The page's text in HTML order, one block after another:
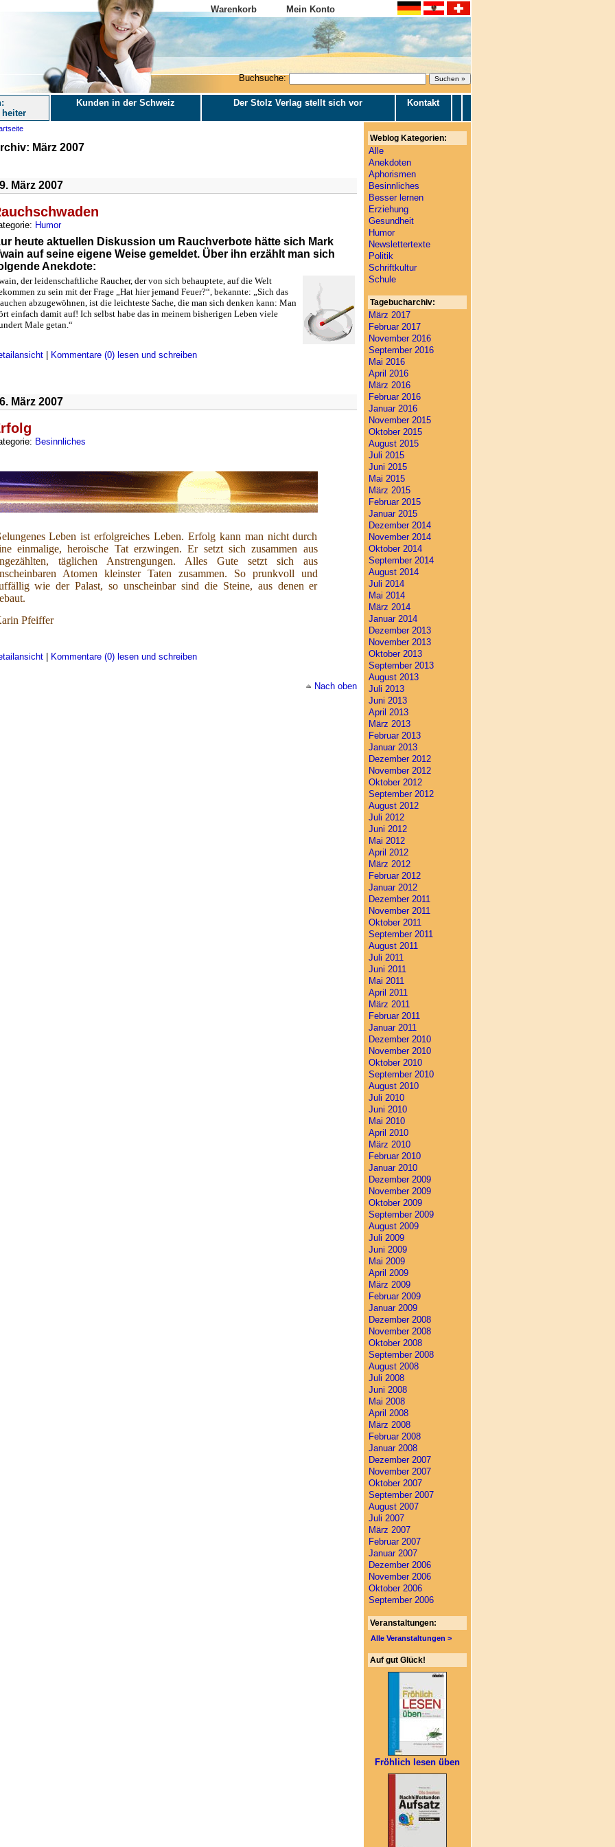
Warenkorb Mein Konto
Buchsuche:
Kunden in der Schweiz Der Stolz Verlag stellt sich vor Kontakt
März 2007
März 2007
Humor
heute aktuellen Diskussion um Rauchverbote hätte sich Mark
auf seine eigene Weise gemeldet. Über ihn erzählt man sich
Anekdote:
der leidenschaftliche Raucher, der von sich behauptete, auf die Welt
zu sein mit der Frage „Hat hier jemand Feuer?“, bekannte: „Sich das
abzugewöhnen, ist die leichteste Sache, die man sich denken kann: Man
einfach damit auf! Ich selbst habe das in meinem bisherigen Leben viele
Male getan.“
| Kommentare (0) lesen und schreiben
März 2007
Besinnliches
Leben ist erfolgreiches Leben. Erfolg kann man nicht durch
einmalige, heroische Tat erzwingen. Er setzt sich zusammen aus
täglichen Anstrengungen. Alles Gute setzt sich aus
Atomen kleinster Taten zusammen. So prunkvoll und
wie der Palast, so unscheinbar sind die Steine, aus denen er
Pfeiffer
| Kommentare (0) lesen und schreiben
Nach oben
Weblog Kategorien:
Alle
Anekdoten
Aphorismen
Besinnliches
Besser lernen
Erziehung
Gesundheit
Humor
Newslettertexte
Politik
Schriftkultur
Schule
Tagebucharchiv:
März 2017
Februar 2017
November 2016
September 2016
Mai 2016
April 2016
März 2016
Februar 2016
Januar 2016
November 2015
Oktober 2015
August 2015
Juli 2015
Juni 2015
Mai 2015
März 2015
Februar 2015
Januar 2015
Dezember 2014
November 2014
Oktober 2014
September 2014
August 2014
Juli 2014
Mai 2014
März 2014
Januar 2014
Dezember 2013
November 2013
Oktober 2013
September 2013
August 2013
Juli 2013
Juni 2013
April 2013
März 2013
Februar 2013
Januar 2013
Dezember 2012
November 2012
Oktober 2012
September 2012
August 2012
Juli 2012
Juni 2012
Mai 2012
April 2012
März 2012
Februar 2012
Januar 2012
Dezember 2011
November 2011
Oktober 2011
September 2011
August 2011
Juli 2011
Juni 2011
Mai 2011
April 2011
März 2011
Februar 2011
Januar 2011
Dezember 2010
November 2010
Oktober 2010
September 2010
August 2010
Juli 2010
Juni 2010
Mai 2010
April 2010
März 2010
Februar 2010
Januar 2010
Dezember 2009
November 2009
Oktober 2009
September 2009
August 2009
Juli 2009
Juni 2009
Mai 2009
April 2009
März 2009
Februar 2009
Januar 2009
Dezember 2008
November 2008
Oktober 2008
September 2008
August 2008
Juli 2008
Juni 2008
Mai 2008
April 2008
März 2008
Februar 2008
Januar 2008
Dezember 2007
November 2007
Oktober 2007
September 2007
August 2007
Juli 2007
März 2007
Februar 2007
Januar 2007
Dezember 2006
November 2006
Oktober 2006
September 2006
Veranstaltungen:
Alle Veranstaltungen >
Auf gut Glück!
Fröhlich lesen üben